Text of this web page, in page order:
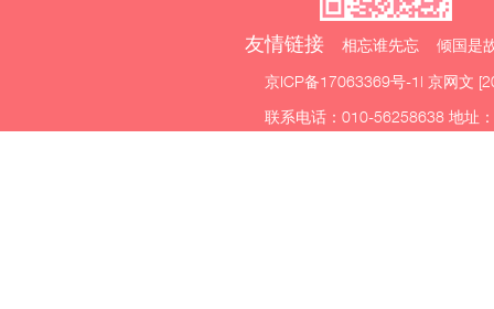
友情链接 相忘谁先忘 倾国是
京ICP备17063369号-1 | 京网文
联系电话：010-56258638 地址